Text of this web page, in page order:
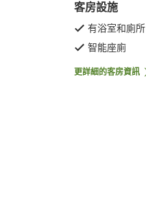
客房設施
有浴室和廁所
智能座廁
更詳細的客房資訊